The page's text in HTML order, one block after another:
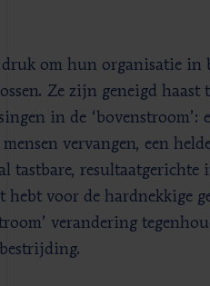
om hun organisatie in
Ze zijn geneigd haast
in de ‘bovenstroom’:
vervangen, een
tastbare, resultaatgerichte
voor de hardnekkige
verandering